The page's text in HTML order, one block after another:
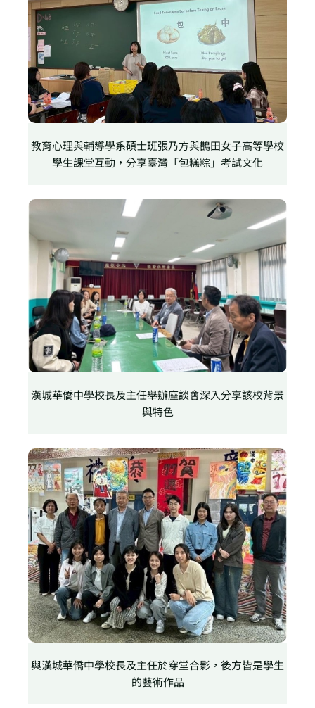
教育心理與輔導學系碩士班張乃方與鵲田女子高等學校
學生課堂互動，分享臺灣「包糕粽」考試文化
漢城華僑中學校長及主任舉辦座談會深入分享該校背景
與特色
與漢城華僑中學校長及主任於穿堂合影，後方皆是學生
的藝術作品